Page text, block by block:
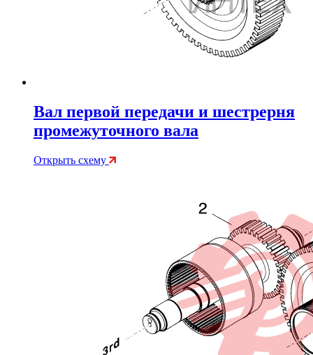
Вал первой передачи и шестрерня
промежуточного вала
Открыть схему